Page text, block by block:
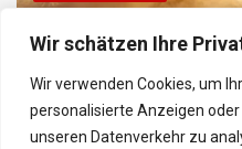
Wir schätzen Ihre
Wir verwenden Cookies, um
personalisierte Anzeigen
unseren Datenverkehr zu
Top Weltraum-